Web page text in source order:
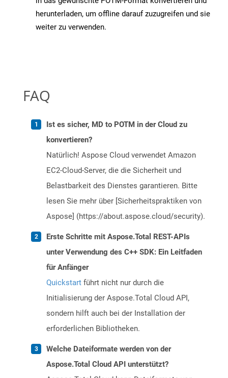
herunterladen, um offline darauf zuzugreifen und sie
weiter zu verwenden.
FAQ
Ist es sicher, MD to POTM in der Cloud zu
konvertieren?
Natürlich! Aspose Cloud verwendet Amazon
EC2-Cloud-Server, die die Sicherheit und
Belastbarkeit des Dienstes garantieren. Bitte
lesen Sie mehr über [Sicherheitspraktiken von
Aspose] (https://about.aspose.cloud/security).
Erste Schritte mit Aspose.Total REST-APIs
unter Verwendung des C++ SDK: Ein Leitfaden
für Anfänger
Quickstart führt nicht nur durch die
Initialisierung der Aspose.Total Cloud API,
sondern hilft auch bei der Installation der
erforderlichen Bibliotheken.
Welche Dateiformate werden von der
Aspose.Total Cloud API unterstützt?